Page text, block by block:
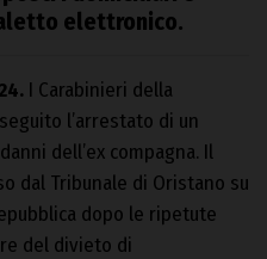
elettronico.
I Carabinieri della
l’arrestato di un
dell’ex compagna. Il
dal Tribunale di Oristano su
dopo le ripetute
del divieto di